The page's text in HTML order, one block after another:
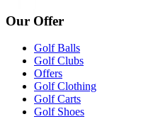
Our Offer
Golf Balls
Golf Clubs
Offers
Golf Clothing
Golf Carts
Golf Shoes